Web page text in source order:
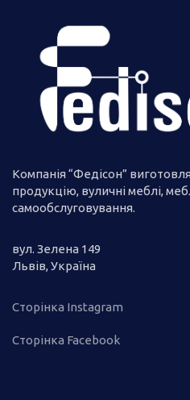
Компанія “Федісон”
продукцію, вуличні меблі,
самообслуговування.
вул. Зелена 149
Львів, Україна
Сторінка Instagram
Сторінка Facebook